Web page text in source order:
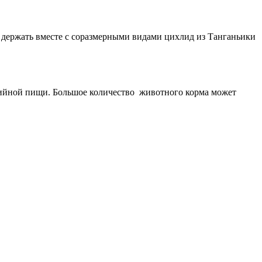
вместе с соразмерными видами цихлид из Танганьики
пищи. Большое количество животного корма может